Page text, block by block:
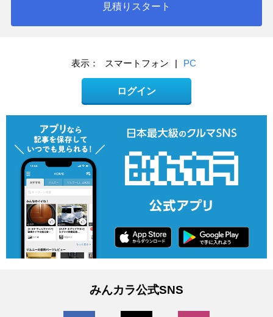
見積りスタート
表示： スマートフォン | PC
ログイン
みんカラ公式SNS